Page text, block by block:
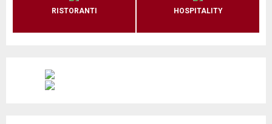
RISTORANTI HOSPITALITY